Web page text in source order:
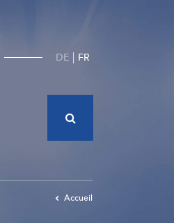
DE FR
Accueil